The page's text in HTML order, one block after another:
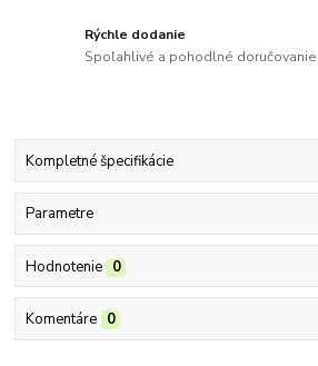
Rýchle dodanie
Spoľahlivé a pohodlné doručovanie
Kompletné špecifikácie
Parametre
Hodnotenie 0
Komentáre 0